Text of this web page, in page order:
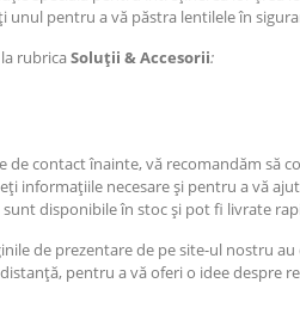
unul pentru a vă păstra lentilele în
rubricaSoluții & Accesorii:
de contact înainte, vă recomandăm să
informațiile necesare și pentru a vă
disponibile în stoc și pot fi livrate
de prezentare de pe site-ul nostru
pentru a vă oferi o idee despre